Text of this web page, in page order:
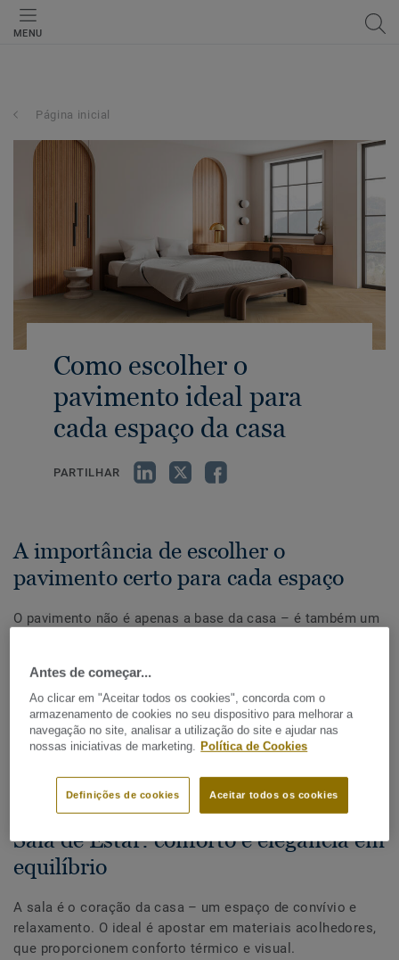
MENU
Página inicial
Como escolher o
pavimento ideal para
cada espaço da casa
PARTILHAR
A importância de escolher o
pavimento certo para cada espaço
O pavimento não é apenas a base da casa – é também um
espaço e facilitar a manutenção.
No entanto, cada divisão tem necessidades específicas.
Neste artigo, mostramos-lhe como escolher o pavimento
ideal para cada divisão da casa, garantindo funcionalidade,
Sala de Estar: conforto e elegância em
equilíbrio
A sala é o coração da casa – um espaço de convívio e
relaxamento. O ideal é apostar em materiais acolhedores,
que proporcionem conforto térmico e visual.
Antes de começar...
Ao clicar em "Aceitar todos os cookies", concorda com o
armazenamento de cookies no seu dispositivo para melhorar a
navegação no site, analisar a utilização do site e ajudar nas
nossas iniciativas de marketing. Política de Cookies
Aceitar todos os cookies
Definições de cookies